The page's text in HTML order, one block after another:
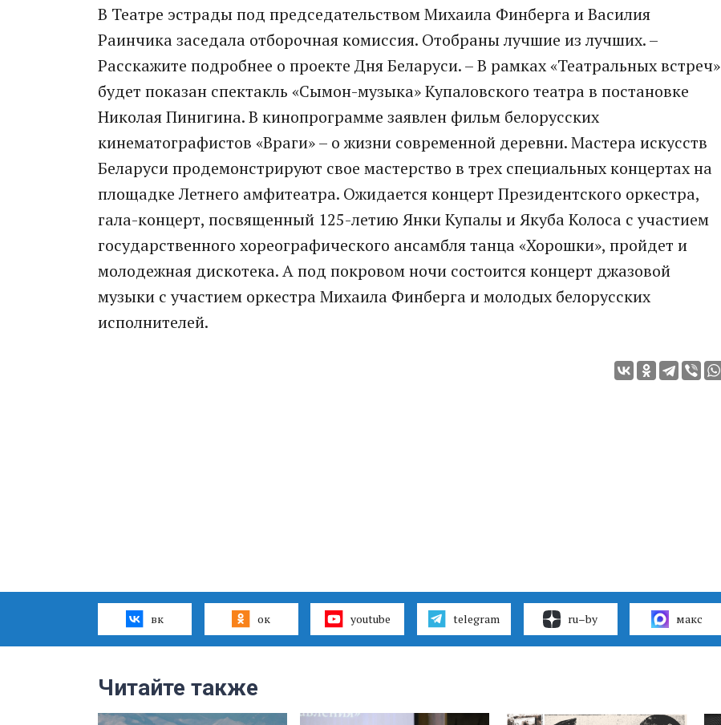
В Театре эстрады под председательством Михаила Финберга и Василия
Раинчика заседала отборочная комиссия. Отобраны лучшие из лучших. –
Расскажите подробнее о проекте Дня Беларуси. – В рамках «Театральных встреч»
будет показан спектакль «Сымон-музыка» Купаловского театра в постановке
Николая Пинигина. В кинопрограмме заявлен фильм белорусских
кинематографистов «Враги» – о жизни современной деревни. Мастера искусств
Беларуси продемонстрируют свое мастерство в трех специальных концертах на
площадке Летнего амфитеатра. Ожидается концерт Президентского оркестра,
гала-концерт, посвященный 125-летию Янки Купалы и Якуба Колоса с участием
государственного хореографического ансамбля танца «Хорошки», пройдет и
молодежная дискотека. А под покровом ночи состоится концерт джазовой
музыки с участием оркестра Михаила Финберга и молодых белорусских
исполнителей.
вк ок youtube telegram ru–by макс
Читайте также